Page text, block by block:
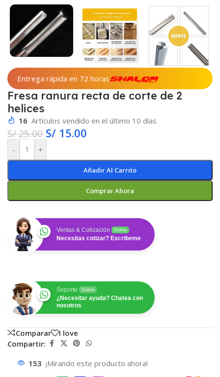
Entrega rápida en 72 horas
Fresa ranura recta de corte de 2
helices
16 Artículos vendido en el último 10 días
S/25.00 S/ 15.00
- +
Añadir Al Carrito
Comprar Ahora
Ventas & Cotización Online
Necesitas cotizar? Escribeme
Soporte Online
¿Necesitar ayuda? Chatea con
nosotros
Comparar
I love
Compartir:
153 ¡Mirando este producto ahora!